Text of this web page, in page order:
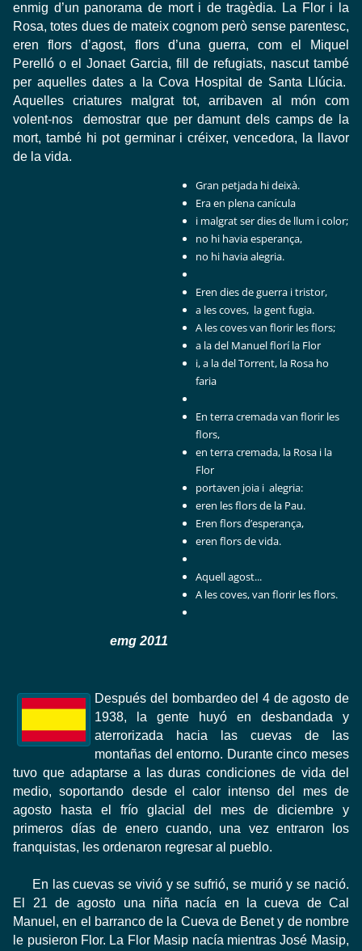
enmig d’un panorama de mort i de tragèdia. La Flor i la
Rosa, totes dues de mateix cognom però sense parentesc,
eren flors d’agost, flors d’una guerra, com el Miquel
Perelló o el Jonaet Garcia, fill de refugiats, nascut també
per aquelles dates a la Cova Hospital de Santa Llúcia.
Aquelles criatures malgrat tot, arribaven al món com
volent-nos demostrar que per damunt dels camps de la
mort, també hi pot germinar i créixer, vencedora, la llavor
de la vida.
Gran petjada hi deixà.
Era en plena canícula
i malgrat ser dies de llum i color;
no hi havia esperança,
no hi havia alegria.
Eren dies de guerra i tristor,
a les coves, la gent fugia.
A les coves van florir les flors;
a la del Manuel florí la Flor
i, a la del Torrent, la Rosa ho
faria
En terra cremada van florir les
flors,
en terra cremada, la Rosa i la
Flor
portaven joia i alegria:
eren les flors de la Pau.
Eren flors d’esperança,
eren flors de vida.
Aquell agost...
A les coves, van florir les flors.
emg 2011
Después del bombardeo del 4 de agosto de
1938, la gente huyó en desbandada
y
aterrorizada
hacia las cuevas de
las
montañas del entorno. Durante cinco meses
tuvo que adaptarse a las duras condiciones de vida del
medio,soportando desde el calor intenso del mes de
agosto hasta el
frío glacial del mes de
diciembre y
primeros días de enero cuando, una vez
entraron los
franquistas, les ordenaron regresar al pueblo.
En las cuevas se vivió y se sufrió, se murió y se nació.
El 21 de agosto una niña nacía en la cueva
de Cal
Manuel , en el barrancode la Cueva de Benet y de nombre
le pusieron Flor. La Flor Masip nacía mientras José Masip,